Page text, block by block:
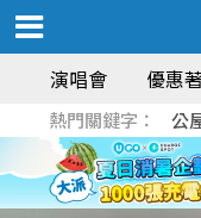
演唱會 優惠
熱門關鍵字： 公